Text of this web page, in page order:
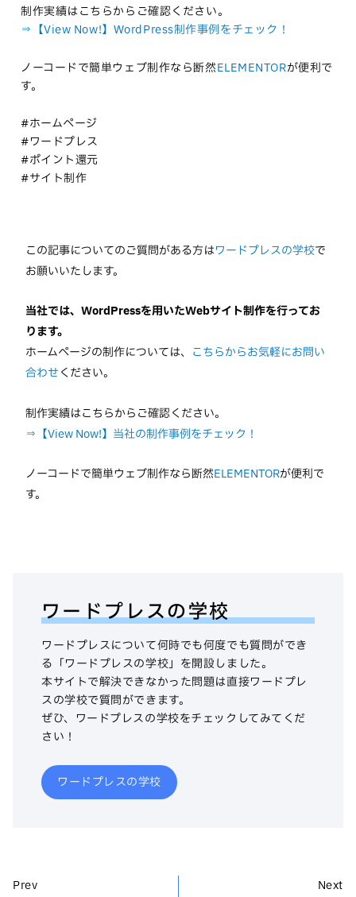
制作実績はこちらからご確認ください。
⇒【View Now!】WordPress制作事例をチェック！
ノーコードで簡単ウェブ制作なら断然ELEMENTORが便利で
す。
#ホームページ
#ワードプレス
#ポイント還元
#サイト制作
この記事についてのご質問がある方はワードプレスの学校で
お願いいたします。
当社では、WordPressを用いたWebサイト制作を行ってお
ります。
ホームページの制作については、 こちらからお気軽にお問い
合わせください。
制作実績はこちらからご確認ください。
⇒【View Now!】当社の制作事例をチェック！
ノーコードで簡単ウェブ制作なら断然ELEMENTORが便利で
す。
ワードプレスの学校
ワードプレスについて何時でも何度でも質問ができ
る「ワードプレスの学校」を開設しました。
本サイトで解決できなかった問題は直接ワードプレ
スの学校で質問ができます。
ぜひ、ワードプレスの学校をチェックしてみてくだ
さい！
ワードプレスの学校
Prev Next